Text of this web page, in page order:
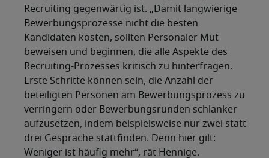
Recruiting gegenwärtig ist. „Damit langwierige
Bewerbungsprozesse nicht die besten
Kandidaten kosten, sollten Personaler Mut
beweisen und beginnen, die alle Aspekte des
Recruiting-Prozesses kritisch zu hinterfragen.
Erste Schritte können sein, die Anzahl der
beteiligten Personen am Bewerbungsprozess zu
verringern oder Bewerbungsrunden schlanker
aufzusetzen, indem beispielsweise nur zwei statt
drei Gespräche stattfinden. Denn hier gilt:
Weniger ist häufig mehr“, rät Hennige.